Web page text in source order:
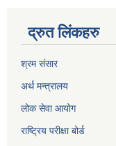
द्रुत लिंकहरु
श्रम संसार
अर्थ मन्त्रालय
लोक सेवा आयोग
राष्ट्रिय परीक्षा बोर्ड